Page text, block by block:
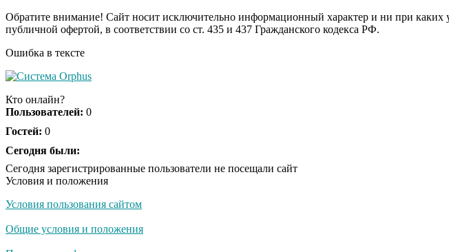
Обратите внимание! Сайт носит исключительно информационный характер и ни при
публичной офертой, в соответствии со ст. 435 и 437 Гражданского кодекса РФ.
Ошибка в тексте
Кто онлайн?
Пользователей: 0
Гостей: 0
Сегодня были:
Сегодня зарегистрированные пользователи не посещали сайт
Условия и положения
Условия пользования сайтом
Общие условия и положения